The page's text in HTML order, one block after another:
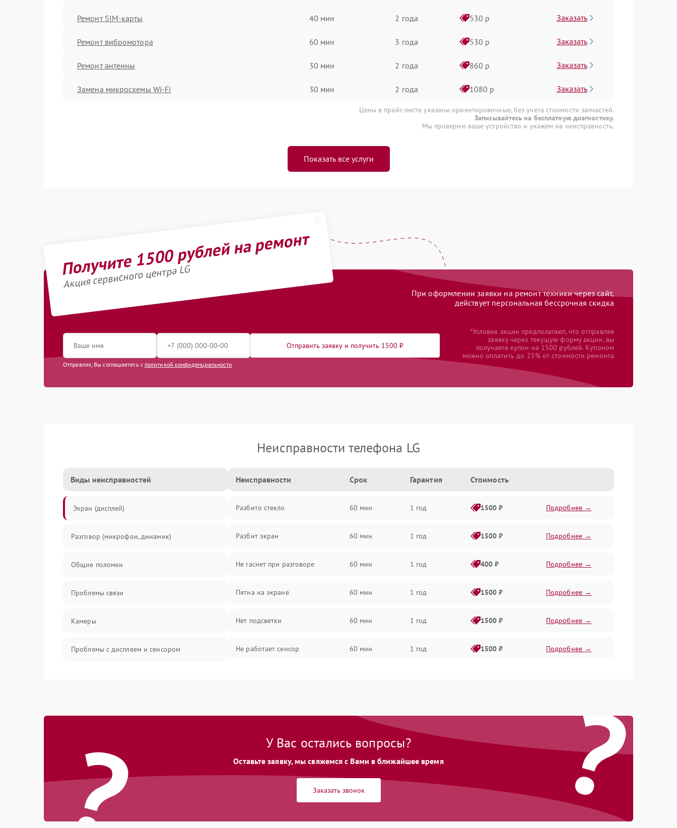
Ремонт SIM-карты 40 мин 2 года 530 р Заказать
Ремонт вибромотора 60 мин 3 года 530 р Заказать
Ремонт антенны 30 мин 2 года 860 р Заказать
Замена микросхемы Wi-Fi 30 мин 2 года 1080 р Заказать
Цены в прайс-листе указаны ориентировочные, без учета стоимости запчастей.
Записывайтесь на бесплатную диагностику.
Мы проверим ваше устройство и укажем на неисправность.
Показать все услуги
Получите 1500 рублей на ремонт
Акция сервисного центра LG
При оформлении заявки на ремонт техники через сайт,
действует персональная бессрочная скидка
Отправить заявку и получить 1500 ₽
Отправляя, Вы соглашаетесь с политикой конфиденциальности
*Условия акции предполагают, что отправляя
заявку через текущую форму акции, вы
получаете купон на 1500 рублей. Купоном
можно оплатить до 25% от стоимости ремонта
Неисправности телефона LG
Виды неисправностей
Экран (дисплей)
Разговор (микрофон, динамик)
Общие поломки
Проблемы связи
Камеры
Проблемы с дисплеем и сенсором
аккумулятором
Неисправности Срок Гарантия Стоимость
Разбито стекло 60 мин 1 год 1500 ₽ Подробнее →
Разбит экран 60 мин 1 год 1500 ₽ Подробнее →
Не гаснет при разговоре 60 мин 1 год 400 ₽ Подробнее →
Пятна на экране 60 мин 1 год 1500 ₽ Подробнее →
Нет подсветки 60 мин 1 год 1500 ₽ Подробнее →
Не работает сенсор 60 мин 1 год 1500 ₽ Подробнее →
1 год
? ?
У Вас остались вопросы?
Оставьте заявку, мы свяжемся с Вами в ближайшее время
Заказать звонок